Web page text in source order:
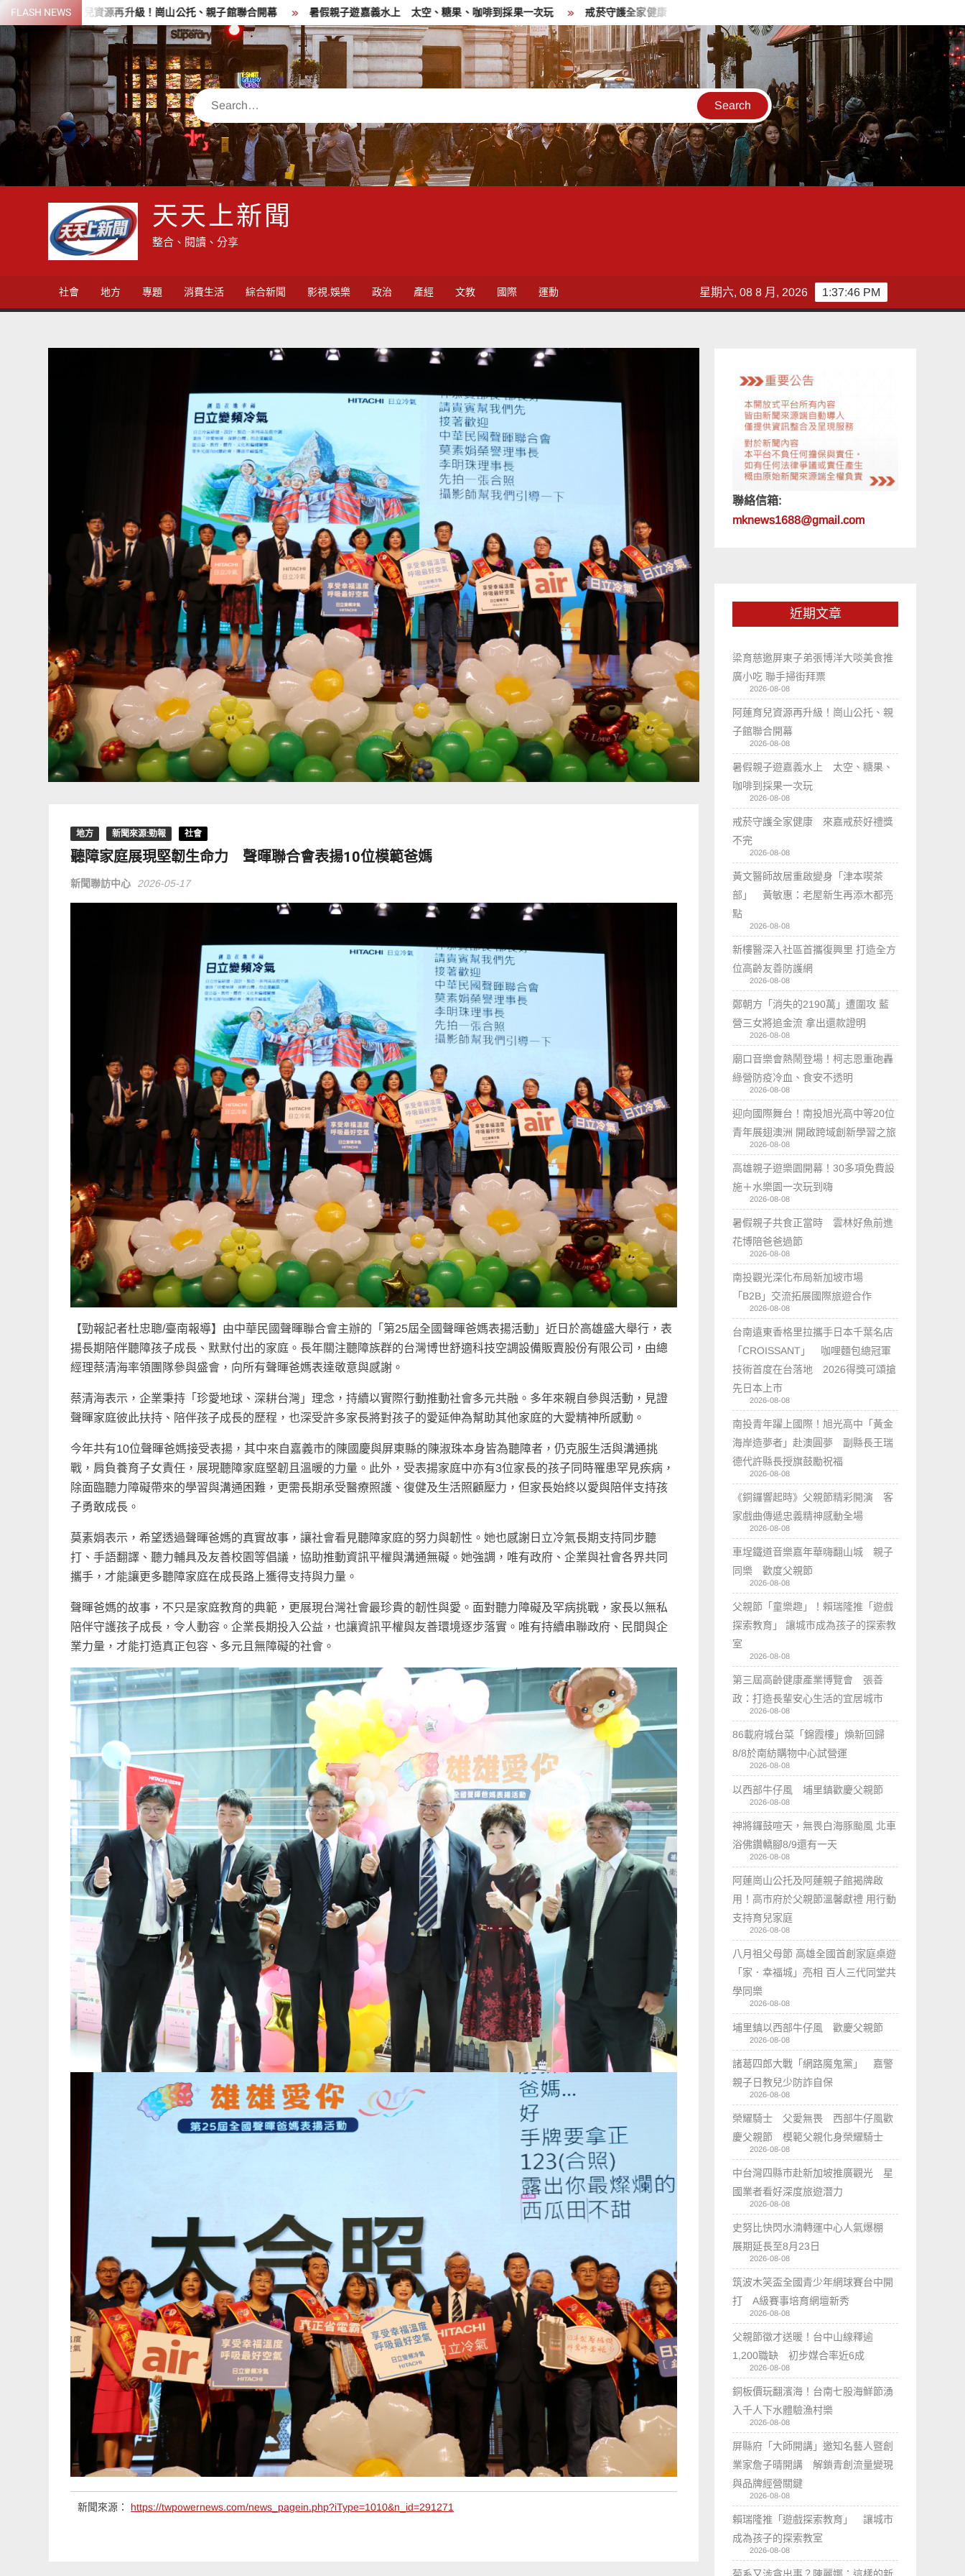
Skip
to
content
FLASH NEWS
資源再升級！崗山公托、親子館聯合開幕 暑假親子遊嘉義水上 太空、糖果、咖啡到採果一次玩 戒菸守護全家健康 來嘉戒菸好禮獎不完
Search
天天上新聞
整合、閱讀、分享
社會 地方 專題 消費生活 綜合新聞 影視.娛樂 政治 產經 文教 國際 運動 1:37:48 PM
星期六, 08 8 月, 2026
地方 新聞來源:勁報 社會
聽障家庭展現堅韌生命力 聲暉聯合會表揚10位模範爸媽
新聞聯訪中心 2026-05-17
【勁報記者杜忠聰/臺南報導】由中華民國聲暉聯合會主辦的「第25屆全國聲暉爸媽表揚活動」近日於高雄盛大舉行，表
揚長期陪伴聽障孩子成長、默默付出的家庭。長年關注聽障族群的台灣博世舒適科技空調設備販賣股份有限公司，由總
經理蔡清海率領團隊參與盛會，向所有聲暉爸媽表達敬意與感謝。
蔡清海表示，企業秉持「珍愛地球、深耕台灣」理念，持續以實際行動推動社會多元共融。多年來親自參與活動，見證
聲暉家庭彼此扶持、陪伴孩子成長的歷程，也深受許多家長將對孩子的愛延伸為幫助其他家庭的大愛精神所感動。
今年共有10位聲暉爸媽接受表揚，其中來自嘉義市的陳國慶與屏東縣的陳淑珠本身皆為聽障者，仍克服生活與溝通挑
戰，肩負養育子女責任，展現聽障家庭堅韌且溫暖的力量。此外，受表揚家庭中亦有3位家長的孩子同時罹患罕見疾病，
除面臨聽力障礙帶來的學習與溝通困難，更需長期承受醫療照護、復健及生活照顧壓力，但家長始終以愛與陪伴支持孩
子勇敢成長。
莫素娟表示，希望透過聲暉爸媽的真實故事，讓社會看見聽障家庭的努力與韌性。她也感謝日立冷氣長期支持同步聽
打、手語翻譯、聽力輔具及友善校園等倡議，協助推動資訊平權與溝通無礙。她強調，唯有政府、企業與社會各界共同
攜手，才能讓更多聽障家庭在成長路上獲得支持與力量。
聲暉爸媽的故事，不只是家庭教育的典範，更展現台灣社會最珍貴的韌性與愛。面對聽力障礙及罕病挑戰，家長以無私
陪伴守護孩子成長，令人動容。企業長期投入公益，也讓資訊平權與友善環境逐步落實。唯有持續串聯政府、民間與企
業力量，才能打造真正包容、多元且無障礙的社會。
新聞來源： https://twpowernews.com/news_pagein.php?iType=1010&n_id=291271
聯絡信箱:
mknews1688@gmail.com
近期文章
梁育慈邀屏東子弟張博洋大啖美食推
廣小吃 聯手掃街拜票
2026-08-08
阿蓮育兒資源再升級！崗山公托、親
子館聯合開幕
2026-08-08
暑假親子遊嘉義水上 太空、糖果、
咖啡到採果一次玩
2026-08-08
戒菸守護全家健康 來嘉戒菸好禮獎
不完
2026-08-08
黃文醫師故居重啟變身「津本喫茶
部」 黃敏惠：老屋新生再添木都亮
點
2026-08-08
新樓醫深入社區首攜復興里 打造全方
位高齡友善防護網
2026-08-08
鄭朝方「消失的2190萬」遭圍攻 藍
營三女將追金流 拿出還款證明
2026-08-08
廟口音樂會熱鬧登場！柯志恩重砲轟
綠營防疫冷血、食安不透明
2026-08-08
迎向國際舞台！南投旭光高中等20位
青年展翅澳洲 開啟跨域創新學習之旅
2026-08-08
高雄親子遊樂園開幕！30多項免費設
施＋水樂園一次玩到嗨
2026-08-08
暑假親子共食正當時 雲林好魚前進
花博陪爸爸過節
2026-08-08
南投觀光深化布局新加坡市場
「B2B」交流拓展國際旅遊合作
2026-08-08
台南遠東香格里拉攜手日本千葉名店
「CROISSANT」 咖哩麵包總冠軍
技術首度在台落地 2026得獎可頌搶
先日本上市
2026-08-08
南投青年躍上國際！旭光高中「黃金
海岸造夢者」赴澳圓夢 副縣長王瑞
德代許縣長授旗鼓勵祝福
2026-08-08
《銅鑼響起時》父親節精彩開演 客
家戲曲傳遞忠義精神感動全場
2026-08-08
車埕鐵道音樂嘉年華嗨翻山城 親子
同樂 歡度父親節
2026-08-08
父親節「童樂趣」！賴瑞隆推「遊戲
探索教育」 讓城市成為孩子的探索教
室
2026-08-08
第三屆高齡健康產業博覽會 張善
政：打造長輩安心生活的宜居城市
2026-08-08
86載府城台菜「錦霞樓」煥新回歸
8/8於南紡購物中心試營運
2026-08-08
以西部牛仔風 埔里鎮歡慶父親節
2026-08-08
神將鑼鼓喧天，無畏白海豚颱風 北車
浴佛鑽轎腳8/9還有一天
2026-08-08
阿蓮崗山公托及阿蓮親子館揭牌啟
用！高市府於父親節溫馨獻禮 用行動
支持育兒家庭
2026-08-08
八月祖父母節 高雄全國首創家庭桌遊
「家．幸福城」亮相 百人三代同堂共
學同樂
2026-08-08
埔里鎮以西部牛仔風 歡慶父親節
2026-08-08
諸葛四郎大戰「網路魔鬼黨」 嘉警
親子日教兒少防詐自保
2026-08-08
榮耀騎士 父愛無畏 西部牛仔風歡
慶父親節 模範父親化身榮耀騎士
2026-08-08
中台灣四縣市赴新加坡推廣觀光 星
國業者看好深度旅遊潛力
2026-08-08
史努比快閃水湳轉運中心人氣爆棚
展期延長至8月23日
2026-08-08
筑波木笑盃全國青少年網球賽台中開
打 A級賽事培育網壇新秀
2026-08-08
父親節徵才送暖！台中山線釋逾
1,200職缺 初步媒合率近6成
2026-08-08
銅板價玩翻濱海！台南七股海鮮節湧
入千人下水體驗漁村樂
2026-08-08
屏縣府「大師開講」邀知名藝人暨創
業家詹子晴開講 解鎖青創流量變現
與品牌經營關鍵
2026-08-08
賴瑞隆推「遊戲探索教育」 讓城市
成為孩子的探索教室
2026-08-08
菊系又涉貪出事？陳麗娜：這樣的新